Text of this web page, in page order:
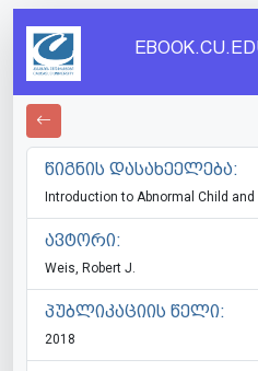
წიგნის დასახეელება:
Introduction to Abnormal Child
ავტორი:
Weis, Robert J.
პუბლიკაციის წელი:
2018